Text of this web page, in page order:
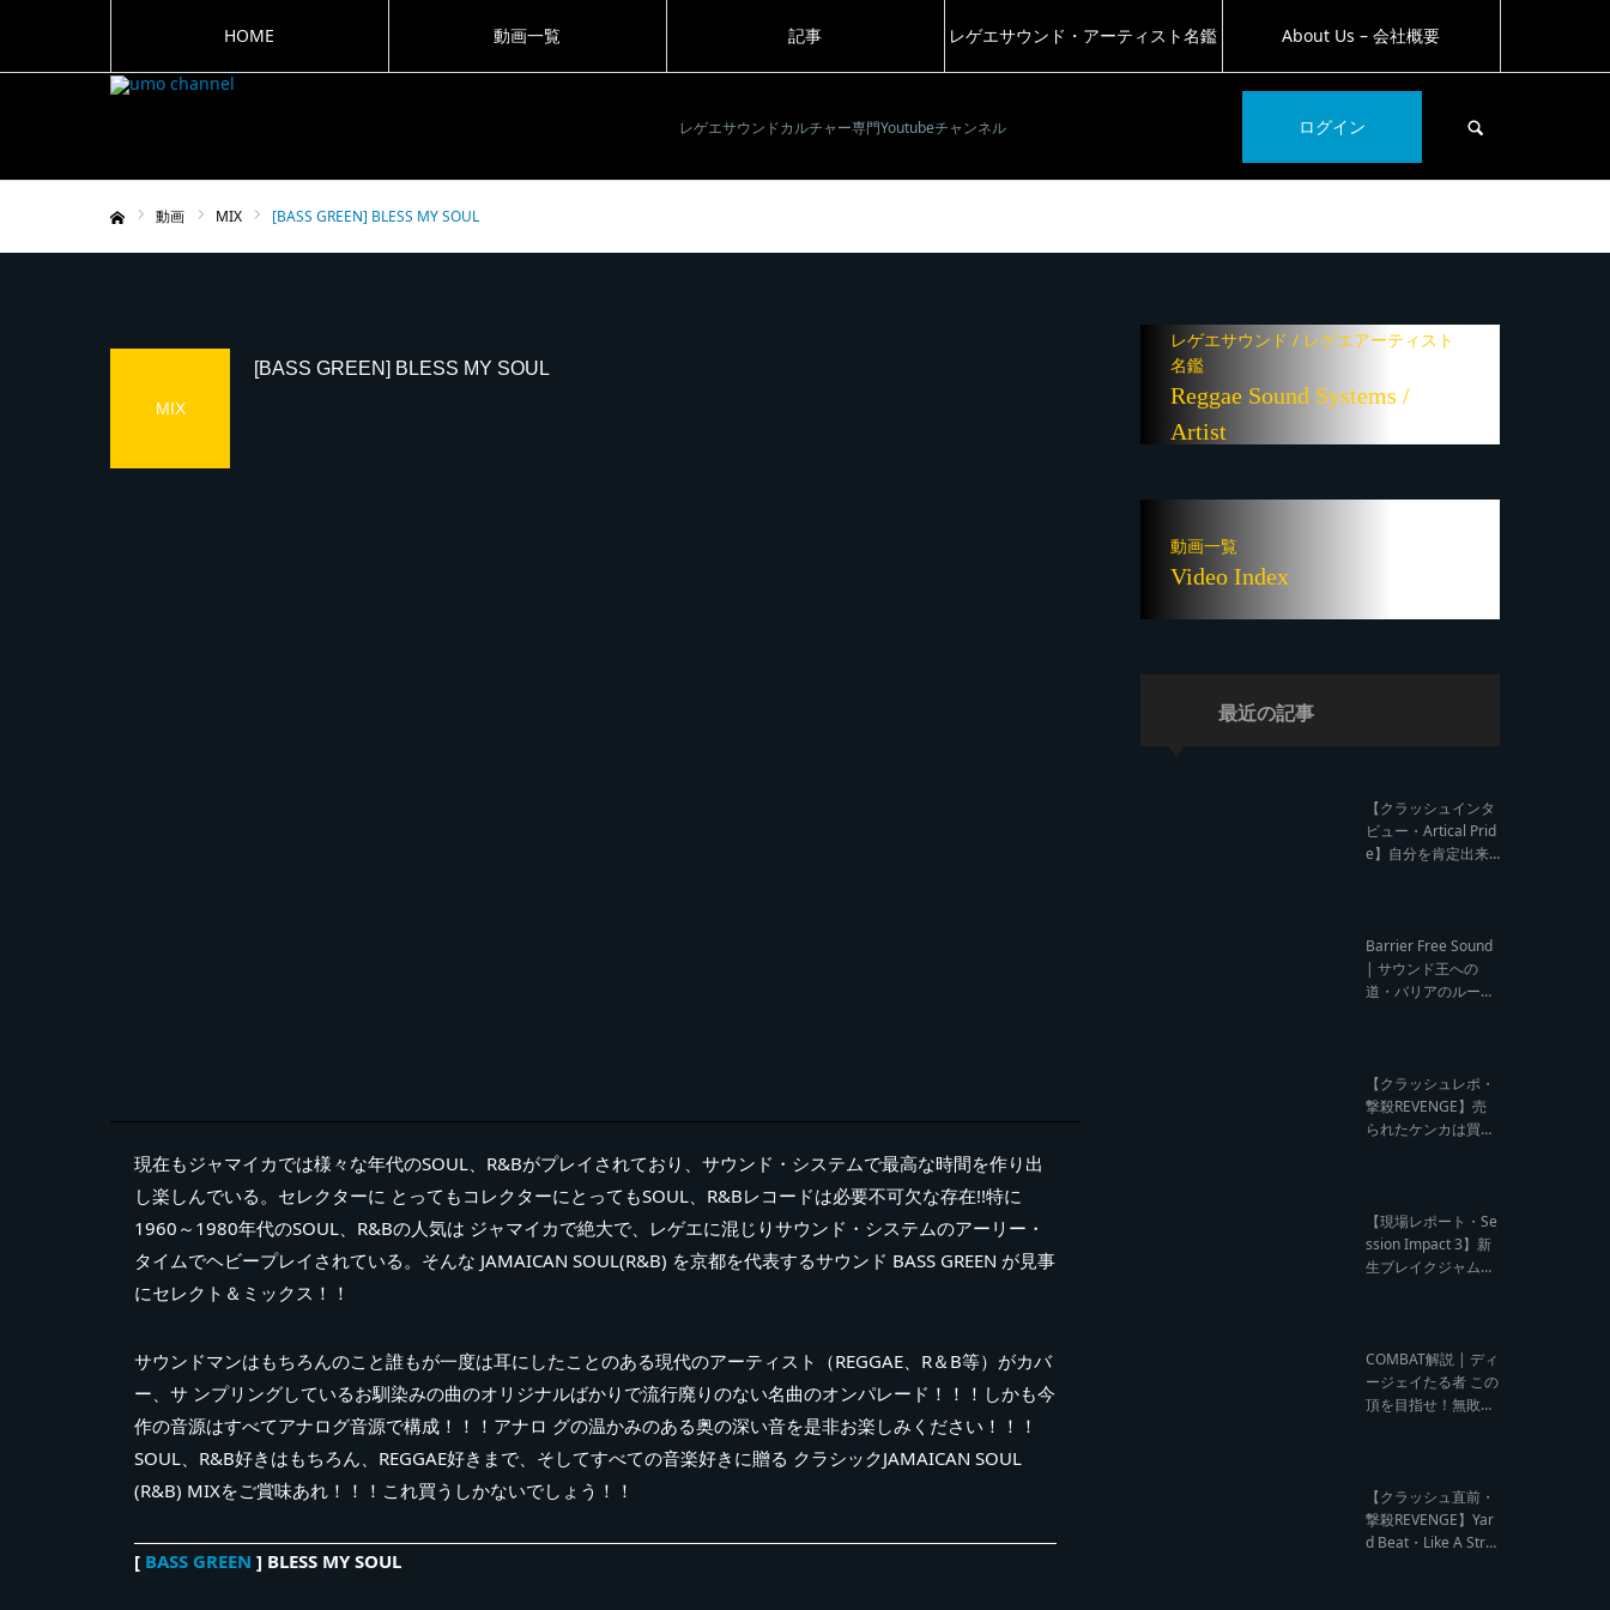
レゲエサウンドカルチャー専門Youtubeチャンネル ログイン
HOME 動画一覧 記事 レゲエサウンド・アーティスト名鑑 About Us – 会社概要
動画 MIX [BASS GREEN] BLESS MY SOUL
MIX
[BASS GREEN] BLESS MY SOUL
現在もジャマイカでは様々な年代のSOUL、R&Bがプレイされており、サウンド・システムで最高な時間を作り出
し楽しんでいる。セレクターに とってもコレクターにとってもSOUL、R&Bレコードは必要不可欠な存在!!特に
1960～1980年代のSOUL、R&Bの人気は ジャマイカで絶大で、レゲエに混じりサウンド・システムのアーリー・
タイムでヘビープレイされている。そんな JAMAICAN SOUL(R&B) を京都を代表するサウンド BASS GREEN が見事
にセレクト＆ミックス！！
サウンドマンはもちろんのこと誰もが一度は耳にしたことのある現代のアーティスト（REGGAE、R＆B等）がカバ
ー、サ ンプリングしているお馴染みの曲のオリジナルばかりで流行廃りのない名曲のオンパレード！！！しかも今
作の音源はすべてアナログ音源で構成！！！アナロ グの温かみのある奥の深い音を是非お楽しみください！！！
SOUL、R&B好きはもちろん、REGGAE好きまで、そしてすべての音楽好きに贈る クラシックJAMAICAN SOUL
(R&B) MIXをご賞味あれ！！！これ買うしかないでしょう！！
[ BASS GREEN ] BLESS MY SOUL
レゲエサウンド / レゲエアーティスト
名鑑
Reggae Sound Systems /
Artist
動画一覧
Video Index
最近の記事
【クラッシュインタ
ビュー・Artical Prid
e】自分を肯定出来
orld Cup Sound Clas
h サウンドクラッシ
ュ優勝インタビュ
Barrier Free Sound
| サウンド王への
道・バリアのルー
ビュー】
【クラッシュレポ・
撃殺REVENGE】売
られたケンカは買う
A Stream レゲエサ
ウンド クラッシュレ
ポート】
【現場レポート・Se
ssion Impact 3】新
生ブレイクジャムの
ッション】
COMBAT解説 | ディ
ージェイたる者 この
頂を目指せ！無敗の
【クラッシュ直前・
撃殺REVENGE】Yar
d Beat・Like A Stre